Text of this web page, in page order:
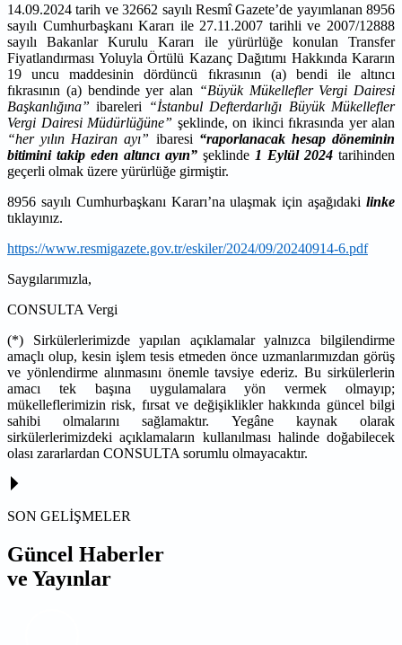
14.09.2024 tarih ve 32662 sayılı Resmî Gazete’de yayımlanan 8956
sayılı Cumhurbaşkanı Kararı ile 27.11.2007 tarihli ve 2007/12888
sayılı Bakanlar Kurulu Kararı ile yürürlüğe konulan Transfer
Fiyatlandırması Yoluyla Örtülü Kazanç Dağıtımı Hakkında Kararın
19 uncu maddesinin dördüncü fıkrasının (a) bendi ile altıncı
fıkrasının (a) bendinde yer alan “Büyük Mükellefler Vergi Dairesi
Başkanlığına” ibareleri
“İstanbul Defterdarlığı Büyük Mükellefler
Vergi Dairesi Müdürlüğüne” şeklinde, on ikinci fıkrasında yer alan
“her yılın Haziran ayı” ibaresi “raporlanacak hesap döneminin
bitimini takip eden altıncı ayın” şeklinde 1 Eylül 2024 tarihinden
geçerli olmak üzere yürürlüğe girmiştir.
8956 sayılı Cumhurbaşkanı Kararı’na ulaşmak için aşağıdaki linke
tıklayınız.
https://www.resmigazete.gov.tr/eskiler/2024/09/20240914-6.pdf
Saygılarımızla,
CONSULTA Vergi
(*) Sirkülerlerimizde yapılan açıklamalar yalnızca bilgilendirme
amaçlı olup, kesin işlem tesis etmeden önce uzmanlarımızdan görüş
ve yönlendirme alınmasını önemle tavsiye ederiz. Bu sirkülerlerin
amacı tek başına uygulamalara yön vermek olmayıp;
mükelleflerimizin risk, fırsat ve değişiklikler hakkında güncel bilgi
sahibi olmalarını sağlamaktır. Yegâne kaynak olarak
sirkülerlerimizdeki açıklamaların kullanılması halinde doğabilecek
olası zararlardan CONSULTA sorumlu olmayacaktır.
SON GELİŞMELER
Güncel Haberler
ve Yayınlar